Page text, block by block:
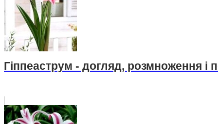
Гіппеаструм - догляд, розмноження і